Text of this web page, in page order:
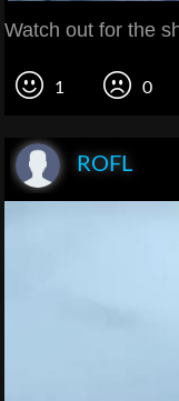
Watch out for the
1 0
ROFL